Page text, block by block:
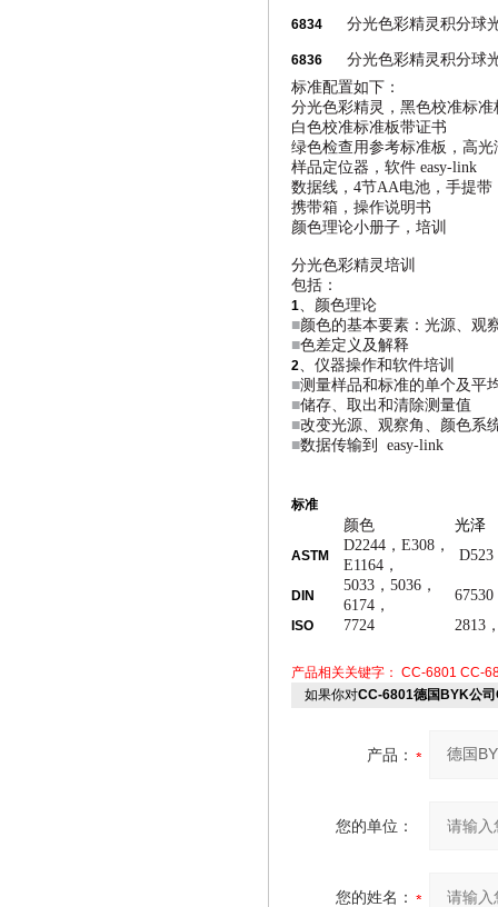
6834 分光色彩精灵积分球
6836
分光色彩精灵积分球
标准配置如下：
分光色彩精灵，黑色校准标准
白色校准标准板带证书
绿色检查用参考标准板，高光
样品定位器，软件 easy-link
数据线，4节AA电池，手提带
携带箱，操作说明书
颜色理论小册子，培训
分光色彩精灵培训
包括：
1、颜色理论
■颜色的基本要素：光源、观
■色差定义及解释
2、仪器操作和软件培训
■测量样品和标准的单个及平
■储存、取出和清除测量值
■改变光源、观察角、颜色系
■数据传输到 easy-link
标准
颜色 光泽
ASTM
D2244，E308，
E1164，
D523
DIN
5033，5036，
6174，
67530
ISO 7724 2813
产品相关关键字： CC-6801 CC-
如果你对CC-6801德国BYK公
产品：
您的单位：
您的姓名：